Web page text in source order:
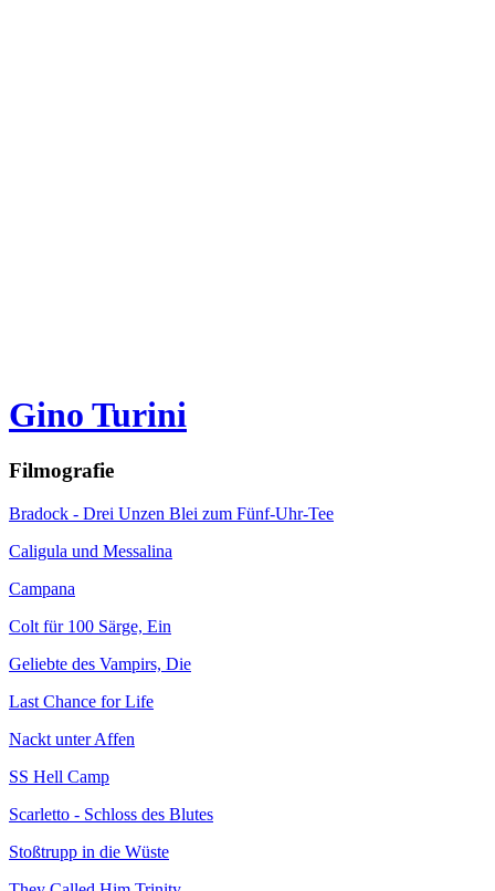
Gino Turini
Filmografie
Bradock - Drei Unzen Blei zum Fünf-Uhr-Tee
Caligula und Messalina
Campana
Colt für 100 Särge, Ein
Geliebte des Vampirs, Die
Last Chance for Life
Nackt unter Affen
SS Hell Camp
Scarletto - Schloss des Blutes
Stoßtrupp in die Wüste